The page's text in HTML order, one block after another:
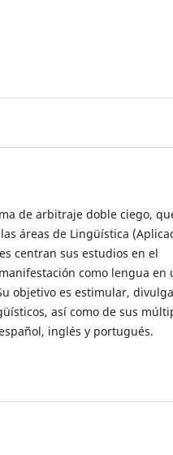
de arbitraje doble ciego,
áreas de Lingüística
centran sus estudios en el
como lengua en
objetivo es estimular,
así como de sus
inglés y portugués.